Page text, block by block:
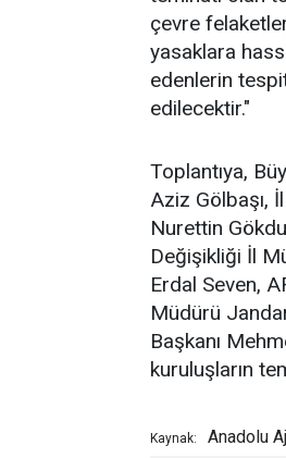
çevre
yasaklara
edenlerin
edilecektir."
Toplantıya,
Aziz Gölbaşı,
Nurettin
Değişikliği İl
Erdal Seven,
Müdürü
Başkanı
kuruluşların
Kaynak: Anadolu